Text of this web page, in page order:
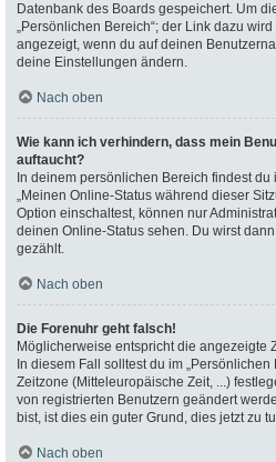
Datenbank des Boards gespeichert. Um
„Persönlichen Bereich“; der Link dazu
angezeigt, wenn du auf deinen
deine Einstellungen ändern.
Nach oben
Wie kann ich verhindern, dass mein
auftaucht?
In deinem persönlichen Bereich findest
„Meinen Online-Status während dieser
Option einschaltest, können nur
deinen Online-Status sehen. Du wirst
gezählt.
Nach oben
Die Forenuhr geht falsch!
Möglicherweise entspricht die angezeigte
In diesem Fall solltest du im
Zeitzone (Mitteleuropäische Zeit, ...)
von registrierten Benutzern geändert
bist, ist dies ein guter Grund, dies jetzt zu
Nach oben